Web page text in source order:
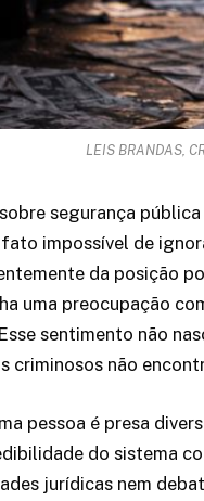
LEIS BRANDAS,
segurança
impossível de
da posição
uma preocupação
sentimento não
criminosos não
pessoa é presa
do sistema
jurídicas nem